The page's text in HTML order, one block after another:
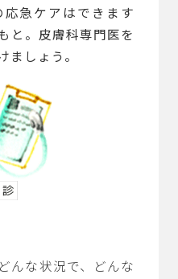
急ケアはできます
と。皮膚科専門医を
しょう。
んな状況で、どんな